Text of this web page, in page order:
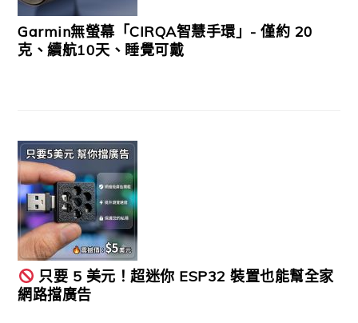
Garmin無螢幕「CIRQA智慧手環」- 僅約 20
克、續航10天、睡覺可戴
只要 5 美元！超迷你 ESP32 裝置也能幫全家
網路擋廣告